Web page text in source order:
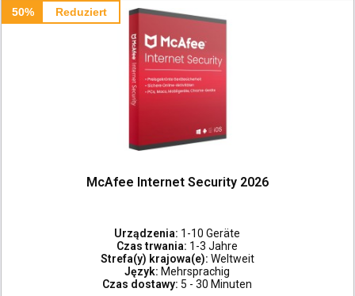
50% Reduziert
McAfee Internet Security 2026
Urządzenia: 1-10 Geräte
Czas trwania: 1-3 Jahre
Strefa(y) krajowa(e): Weltweit
Język: Mehrsprachig
Czas dostawy: 5 - 30 Minuten